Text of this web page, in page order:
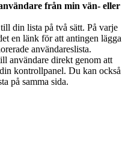
från min vän- eller
din lista på två sätt. På varje
en länk för att antingen lägga
användareslista.
användare direkt genom att
kontrollpanel. Du kan också
på samma sida.